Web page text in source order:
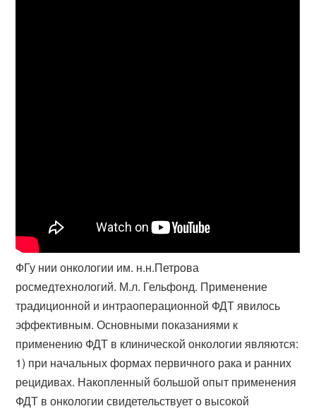
ФГу нии онкологии им. н.н.Петрова
росмедтехнологий. М.л. Гельфонд. Применение
традиционной и интраоперационной ФДТ явилось
эффективным. Основными показаниями к
применению ФДТ в клинической онкологии являются:
1) при начальных формах первичного рака и ранних
рецидивах. Накопленный большой опыт применения
ФДТ в онкологии свидетельствует о высокой